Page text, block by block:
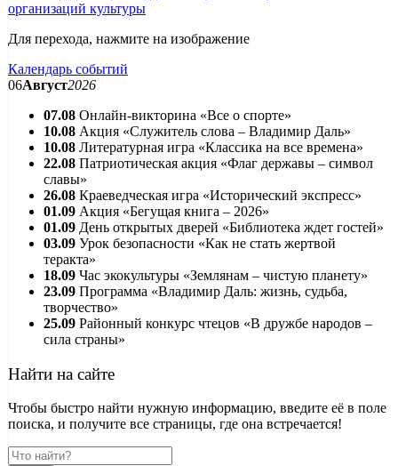
Для перехода, нажмите на изображение
Календарь событий
06Август2026
07.08 Онлайн-викторина «Все о спорте»
10.08 Акция «Служитель слова – Владимир Даль»
10.08 Литературная игра «Классика на все времена»
22.08 Патриотическая акция «Флаг державы – символ
славы»
26.08 Краеведческая игра «Исторический экспресс»
01.09 Акция «Бегущая книга – 2026»
01.09 День открытых дверей «Библиотека ждет гостей»
03.09 Урок безопасности «Как не стать жертвой
теракта»
18.09 Час экокультуры «Землянам – чистую планету»
23.09 Программа «Владимир Даль: жизнь, судьба,
творчество»
25.09 Районный конкурс чтецов «В дружбе народов –
сила страны»
Найти на сайте
Чтобы быстро найти нужную информацию, введите её в поле
поиска, и получите все страницы, где она встречается!